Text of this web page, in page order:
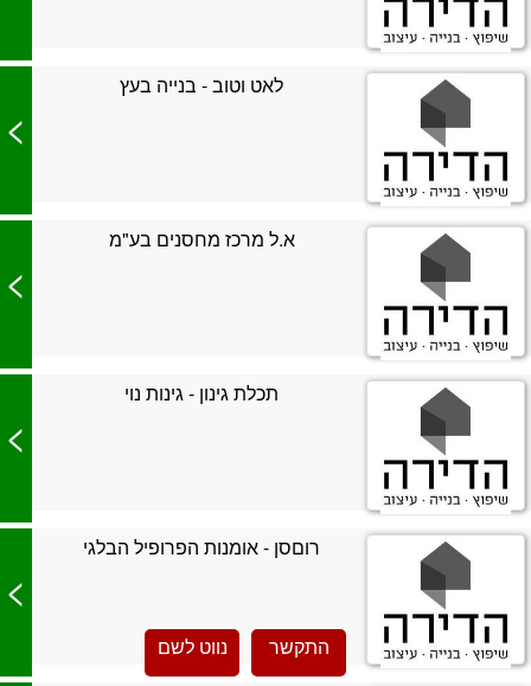
לאט וטוב - בנייה בעץ
>
א.ל מרכז מחסנים בע"מ
>
תכלת גינון - גינות נוי
>
רוםסן - אומנות הפרופיל הבלגי
התקשר נווט לשם
>